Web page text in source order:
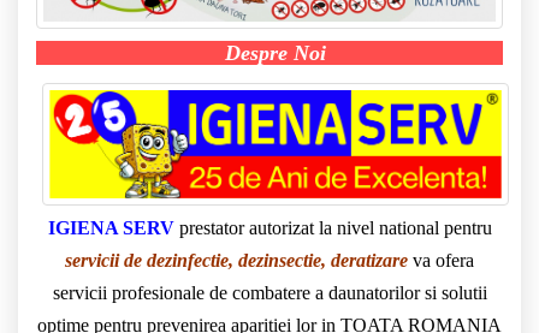
Despre Noi
IGIENA SERV prestator autorizat la nivel national pentru
servicii de dezinfectie, dezinsectie, deratizare va ofera
servicii profesionale de combatere a daunatorilor si solutii
optime pentru prevenirea aparitiei lor in TOATA ROMANIA